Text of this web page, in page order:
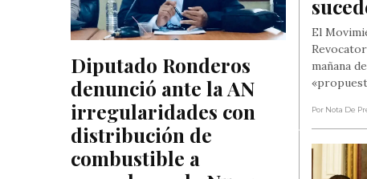
El
mañana
Por Nota De
Diputado Ronderos
denunció ante la AN
irregularidades con
distribución de
combustible a